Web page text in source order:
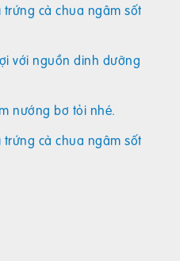
cà chua ngâm sốt
với nguồn dinh dưỡng
nướng bơ tỏi nhé.
cà chua ngâm sốt